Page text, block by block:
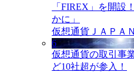
「FIREX」を開設
かに」
仮想通貨ＪＡＰＡ
6
仮想通貨の取引事
ど10社超が参入！